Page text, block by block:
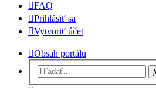
FAQ
Prihlásiť sa
Vytvoriť účet
Obsah portálu